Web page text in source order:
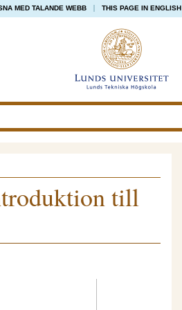
MED TALANDE WEBB THIS PAGE IN ENGLISH
till